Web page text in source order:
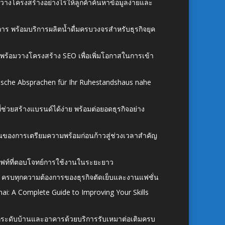
งโครงสร้างอย่างไรให้ลูกค้าค้นหาข้อมูลง่ายและ
ร พร้อมบริการผลิตน้ำดื่มครบวงจรสำหรับธุรกิจยุค
อมวางโครงสร้าง SEO เพื่อเพิ่มโอกาสในการเข้า
Absprachen für Ihr Ruhestandshaus nahe
วยสร้างแบรนด์ได้ง่าย พร้อมต่อยอดธุรกิจอย่าง
องการเตรียมความพร้อมก่อนก้าวสู่ช่วงเวลาสำคัญ
ท์ที่ตอบโจทย์การใช้งานในระยะยาว
รบทุกความต้องการของธุรกิจตัดเย็บและงานแฟชั่น
A Complete Guide to Improving Your Skills
ะดับบ้านและอาคารด้วยบริการรับเหมาต่อเติมครบ